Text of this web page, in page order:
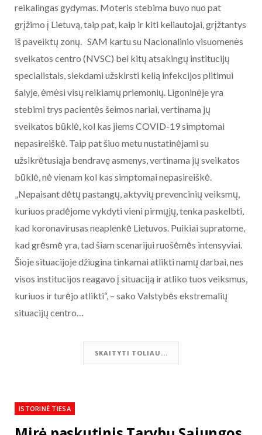
reikalingas gydymas. Moteris stebima buvo nuo pat
grįžimo į Lietuvą, taip pat, kaip ir kiti keliautojai, grįžtantys
iš paveiktų zonų. SAM kartu su Nacionalinio visuomenės
sveikatos centro (NVSC) bei kitų atsakingų institucijų
specialistais, siekdami užskirsti kelią infekcijos plitimui
šalyje, ėmėsi visų reikiamų priemonių. Ligoninėje yra
stebimi trys pacientės šeimos nariai, vertinama jų
sveikatos būklė, kol kas jiems COVID-19 simptomai
nepasireiškė. Taip pat šiuo metu nustatinėjami su
užsikrėtusiąja bendravę asmenys, vertinama jų sveikatos
būklė, nė vienam kol kas simptomai nepasireiškė.
„Nepaisant dėtų pastangų, aktyvių prevencinių veiksmų,
kuriuos pradėjome vykdyti vieni pirmųjų, tenka paskelbti,
kad koronavirusas neaplenkė Lietuvos. Puikiai supratome,
kad grėsmė yra, tad šiam scenarijui ruošėmės intensyviai.
Šioje situacijoje džiugina tinkamai atlikti namų darbai, nes
visos institucijos reagavo į situaciją ir atliko tuos veiksmus,
kuriuos ir turėjo atlikti“, – sako Valstybės ekstremalių
situacijų centro…
SKAITYTI TOLIAU...
ISTORINĖ TIESA